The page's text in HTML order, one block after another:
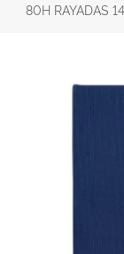
80H RAYADAS